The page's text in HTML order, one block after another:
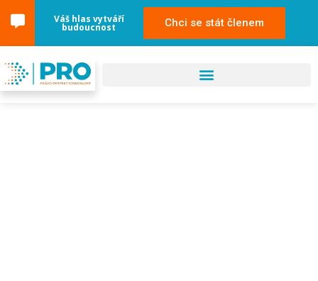
Váš hlas vytváří
budoucnost Chci se stát členem